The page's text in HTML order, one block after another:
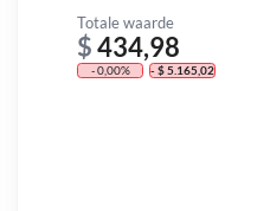
Totale waarde
$434,98
- 0,00% - $ 5.165,02